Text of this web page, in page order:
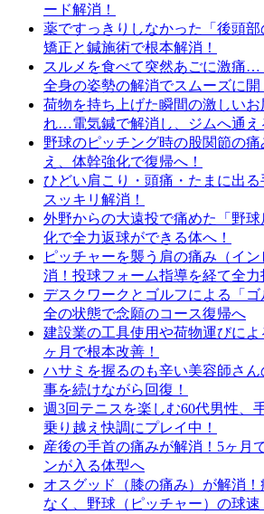
ード解消！
薬ですっきりしなかった「後頭
矯正と鍼施術で根本解消！
スルメを食べて突然あごに激痛
全身の姿勢の解消でスムーズに開
荷物を持ち上げた瞬間の激しい
れ…電気鍼で解消し、ジムへ通え
野球のピッチング時の股関節の
え、体幹強化で復帰へ！
ひどい肩こり・頭痛・たまに出
スッキリ解消！
外野からの大遠投で痛めた「野
化で全力返球ができる体へ！
ピッチャーを襲う肩の痛み（イ
消！投球フォーム指導を経て全力
デスクワークとゴルフによる「
全の状態で念願のコース復帰へ
建設業の工具使用や荷物運びに
ヶ月で根本改善！
ハサミを握るのも辛い美容師さ
事を続けながら回復！
週3回テニスを楽しむ60代男性、
乗り越え快調にプレイ中！
産後の手首の痛みが解消！5ヶ月
ンが入る体型へ
オスグッド（膝の痛み）が解消
なく、野球（ピッチャー）の球速